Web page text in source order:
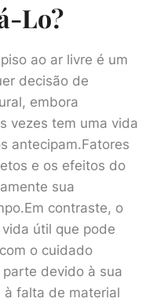
Lo?
ao ar livre é um
decisão de
embora
vezes tem uma vida
antecipam.Fatores
e os efeitos do
sua
contraste, o
útil que pode
o cuidado
devido à sua
à falta de material